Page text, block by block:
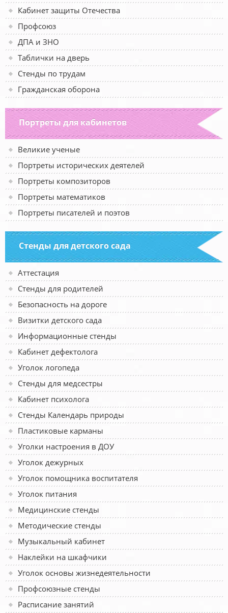
Кабинет защиты Отечества
Профсоюз
ДПА и ЗНО
Таблички на дверь
Стенды по трудам
Гражданская оборона
Портреты для кабинетов
Великие ученые
Портреты исторических деятелей
Портреты композиторов
Портреты математиков
Портреты писателей и поэтов
Стенды для детского сада
Аттестация
Стенды для родителей
Безопасность на дороге
Визитки детского сада
Информационные стенды
Кабинет дефектолога
Уголок логопеда
Стенды для медсестры
Кабинет психолога
Стенды Календарь природы
Пластиковые карманы
Уголки настроения в ДОУ
Уголок дежурных
Уголок помощника воспитателя
Уголок питания
Медицинские стенды
Методические стенды
Музыкальный кабинет
Наклейки на шкафчики
Уголок основы жизнедеятельности
Профсоюзные стенды
Расписание занятий